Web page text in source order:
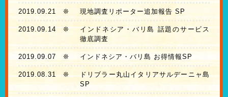
2019.09.21 ❊ 現地調査リポーター追加報告 SP
2019.09.14❊
インドネシア・バリ島 話題のサービス
徹底調査
2019.09.07 ❊ インドネシア・バリ島 お得情報SP
2019.08.31 ❊
ドリブラー丸山イタリアサルデーニャ島
SP